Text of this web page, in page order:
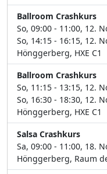
Ballroom Crashkurs
So, 09:00 - 11:00, 12.
So, 14:15 - 16:15, 12.
Hönggerberg, HXE C1
Ballroom Crashkurs
So, 11:15 - 13:15, 12.
So, 16:30 - 18:30, 12.
Hönggerberg, HXE C1
Salsa Crashkurs
Sa, 09:00 - 11:00, 18.
Hönggerberg, Raum